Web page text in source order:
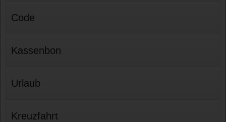
Code
Kassenbon
Urlaub
Kreuzfahrt